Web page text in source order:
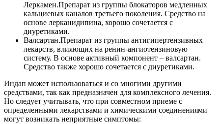
Леркамен.Препарат из группы блокаторов медленных
кальциевых каналов третьего поколения. Средство на
основе лерканидипина, хорошо сочетается с
диуретиками.
Валсартан.Препарат из группы антигипертензивных
лекарств, влияющих на ренин-ангиотензиновую
систему. В основе активный компонент – валсартан.
Средство также хорошо сочетается с диуретиками.
Индап может использоваться и со многими другими
средствами, так как предназначен для комплексного лечения.
Но следует учитывать, что при совместном приеме с
определенными лекарствами и химическими соединениями
могут возникать неприятные симптомы: